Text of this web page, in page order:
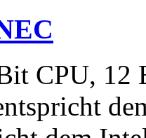
CPU, 12